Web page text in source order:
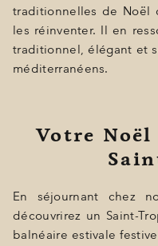
traditionnelles de Noël
les réinventer. Il en
traditionnel, élégant et
méditerranéens.
Votre
En séjournant chez
découvrirez un Saint-
balnéaire estivale